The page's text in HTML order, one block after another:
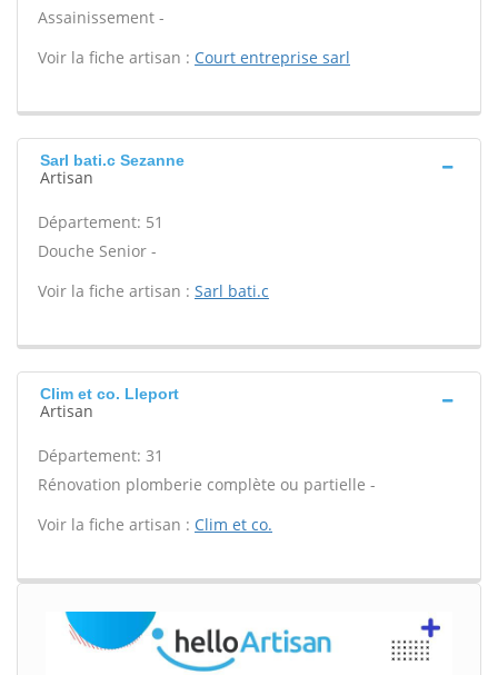
Assainissement -
Voir la fiche artisan : Court entreprise sarl
Sarl bati.c Sezanne
Artisan
Département: 51
Douche Senior -
Voir la fiche artisan : Sarl bati.c
Clim et co. Lleport
Artisan
Département: 31
Rénovation plomberie complète ou partielle -
Voir la fiche artisan : Clim et co.